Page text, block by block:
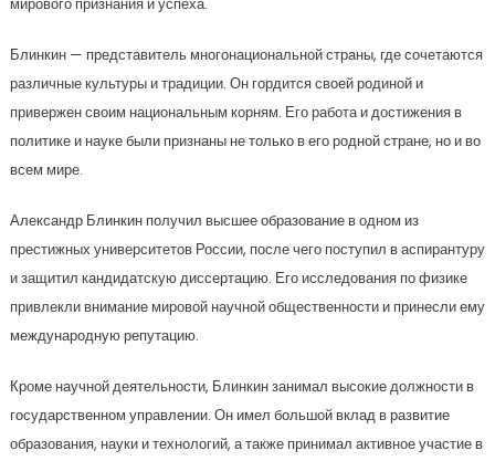
мирового признания и успеха.
Блинкин — представитель многонациональной страны, где сочетаются
различные культуры и традиции. Он гордится своей родиной и
привержен своим национальным корням. Его работа и достижения в
политике и науке были признаны не только в его родной стране, но и во
всем мире.
Александр Блинкин получил высшее образование в одном из
престижных университетов России, после чего поступил в аспирантуру
и защитил кандидатскую диссертацию. Его исследования по физике
привлекли внимание мировой научной общественности и принесли ему
международную репутацию.
Кроме научной деятельности, Блинкин занимал высокие должности в
государственном управлении. Он имел большой вклад в развитие
образования, науки и технологий, а также принимал активное участие в